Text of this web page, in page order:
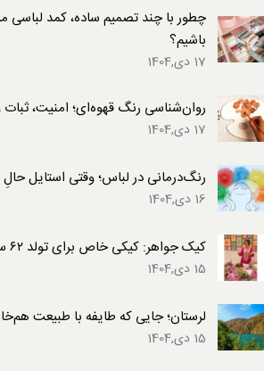
چطور با چند تصمیم ساده، کمد لباسی
باشیم؟
17 دی,1404
روان‌شناسی رنگ قهوه‌ای؛ امنیت،
17 دی,1404
رنگ‌درمانی در لباس؛ وقتی استایل
16 دی,1404
کیک جواهر: کیکی خاص برای تولد ۶۲ سالگی نیتا آمبانی
15 دی,1404
لرستان؛ جایی که طایفه با طبیعت
15 دی,1404